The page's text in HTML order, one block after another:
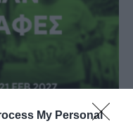
My Personal
Lycabettus Run